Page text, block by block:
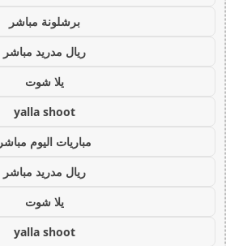
برشلونة مباشر
ريال مدريد مباشر
يلا شوت
yalla shoot
مباريات اليوم مباشر
ريال مدريد مباشر
يلا شوت
yalla shoot